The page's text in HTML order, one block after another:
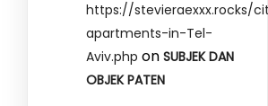
https://stevieraexxx.rocks/
apartments-in-Tel-
Aviv.php onSUBJEK DAN
OBJEK PATEN